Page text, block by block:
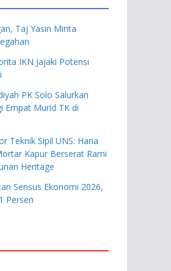
Taj Yasin Minta
IKN Jajaki Potensi
PK Solo Salurkan
Empat Murid TK di
Teknik Sipil UNS: Hana
Kapur Berserat Rami
Heritage
Sensus Ekonomi 2026,
Persen